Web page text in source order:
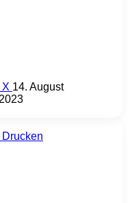
14. August
Drucken